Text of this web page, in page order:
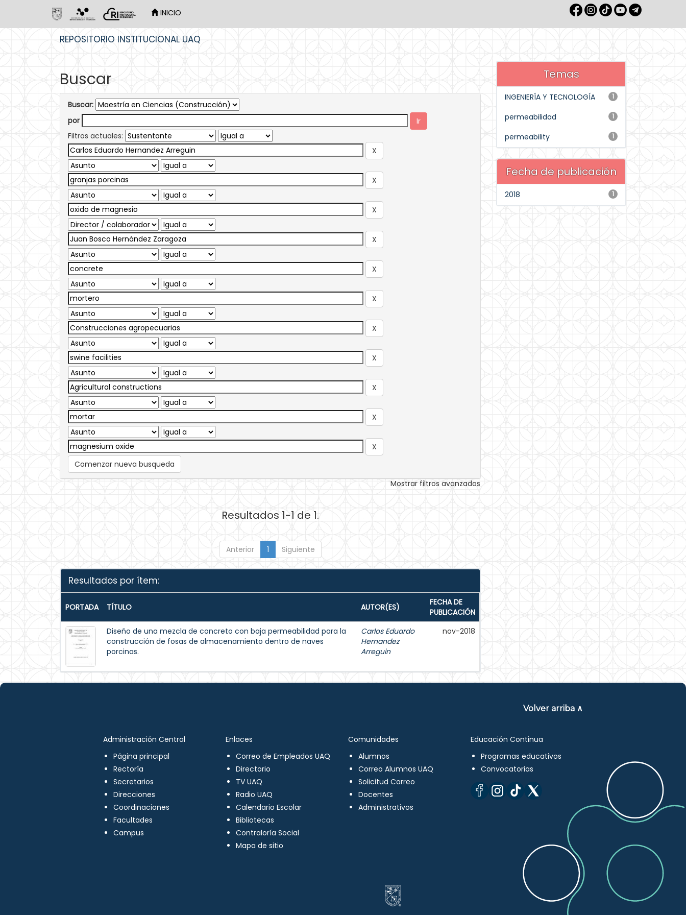
INICIO
REPOSITORIO INSTITUCIONAL UAQ
Buscar
Buscar:
por
Filtros actuales:
Comenzar nueva busqueda
Mostrar filtros avanzados
Resultados 1-1 de 1.
Anterior 1 Siguiente
Resultados por ítem:
PORTADA TÍTULO AUTOR(ES)
FECHA DE
PUBLICACIÓN
Diseño de una mezcla de concreto con baja permeabilidad para la
construcción de fosas de almacenamiento dentro de naves
porcinas.
Carlos Eduardo
Hernandez
Arreguin
nov-2018
Temas
1
INGENIERÍA Y TECNOLOGÍA
1
permeabilidad
1
permeability
Fecha de publicación
1
2018
Volver arriba ∧
Administración Central
Página principal
Rectoría
Secretarios
Direcciones
Coordinaciones
Facultades
Campus
Enlaces
Correo de Empleados UAQ
Directorio
TV UAQ
Radio UAQ
Calendario Escolar
Bibliotecas
Contraloría Social
Mapa de sitio
Comunidades
Alumnos
Correo Alumnos UAQ
Solicitud Correo
Docentes
Administrativos
Educación Continua
Programas educativos
Convocatorias